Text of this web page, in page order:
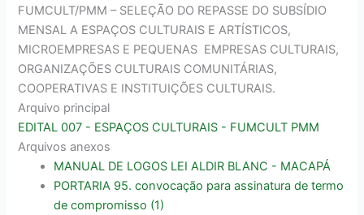
FUMCULT/PMM – SELEÇÃO DO REPASSE DO SUBSÍDIO
MENSAL A ESPAÇOS CULTURAIS E ARTÍSTICOS,
MICROEMPRESAS E PEQUENAS EMPRESAS CULTURAIS,
ORGANIZAÇÕES CULTURAIS COMUNITÁRIAS,
COOPERATIVAS E INSTITUIÇÕES CULTURAIS.
Arquivo principal
EDITAL 007 - ESPAÇOS CULTURAIS - FUMCULT PMM
Arquivos anexos
MANUAL DE LOGOS LEI ALDIR BLANC - MACAPÁ
PORTARIA 95. convocação para assinatura de termo
de compromisso (1)